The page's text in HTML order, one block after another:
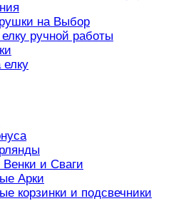
на Выбор
ручной работы
Венки и Сваги
Арки
корзинки и подсвечники